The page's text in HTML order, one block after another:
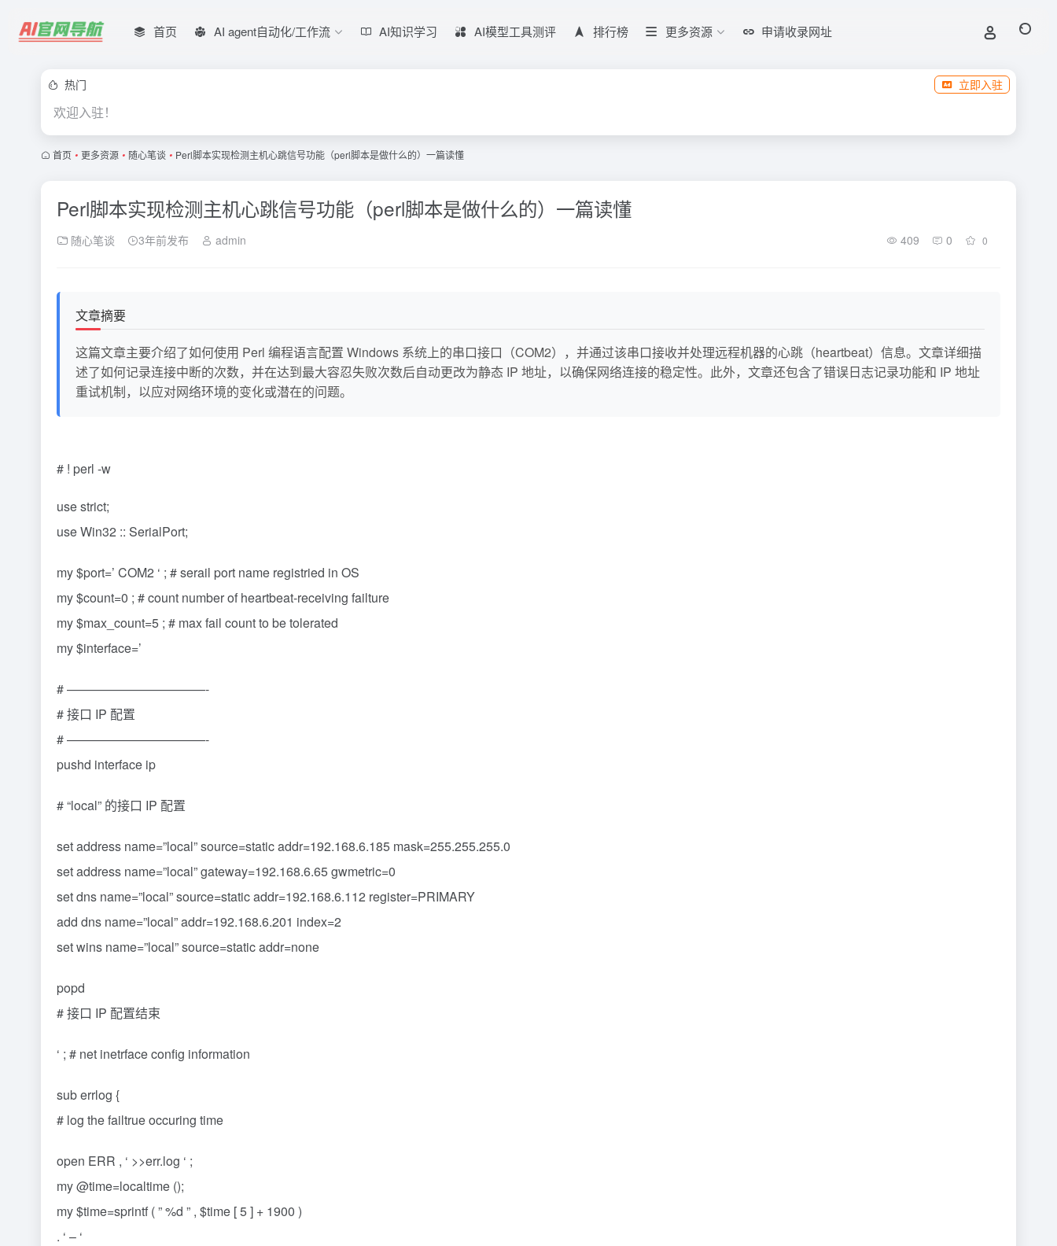
首页 AI agent自动化/工作流 AI知识学习 AI模型工具测评 排行榜 更多资源 申请收录网址
热门 立即入驻
欢迎入驻！
首页 • 更多资源 • 随心笔谈 • Perl脚本实现检测主机心跳信号功能（perl脚本是做什么的）一篇读懂
Perl脚本实现检测主机心跳信号功能（perl脚本是做什么的）一篇读懂
随心笔谈 3年前发布 admin 409 0 0
文章摘要
这篇文章主要介绍了如何使用 Perl 编程语言配置 Windows 系统上的串口接口（COM2），并通过该串口接收并处理远程机器的心跳（heartbeat）信息。文章详细描
述了如何记录连接中断的次数，并在达到最大容忍失败次数后自动更改为静态 IP 地址，以确保网络连接的稳定性。此外，文章还包含了错误日志记录功能和 IP 地址
重试机制，以应对网络环境的变化或潜在的问题。
# ! perl -w
use strict;
use Win32 :: SerialPort;
my $port=’ COM2 ‘ ; # serail port name registried in OS
my $count=0 ; # count number of heartbeat-receiving failture
my $max_count=5 ; # max fail count to be tolerated
my $interface=’
# ———————————-
# 接口 IP 配置
# ———————————-
pushd interface ip
# “local” 的接口 IP 配置
set address name=”local” source=static addr=192.168.6.185 mask=255.255.255.0
set address name=”local” gateway=192.168.6.65 gwmetric=0
set dns name=”local” source=static addr=192.168.6.112 register=PRIMARY
add dns name=”local” addr=192.168.6.201 index=2
set wins name=”local” source=static addr=none
popd
# 接口 IP 配置结束
‘ ; # net inetrface config information
sub errlog {
# log the failtrue occuring time
open ERR , ‘ >>err.log ‘ ;
my @time=localtime ();
my $time=sprintf ( ” %d ” , $time [ 5 ] + 1900 )
. ‘ – ‘